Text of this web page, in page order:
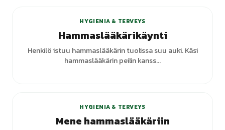
HYGIENIA & TERVEYS
Hammaslääkärikäynti
Henkilö istuu hammaslääkärin tuolissa suu auki. Käsi
hammaslääkärin peilin kanss...
HYGIENIA & TERVEYS
Mene hammaslääkäriin